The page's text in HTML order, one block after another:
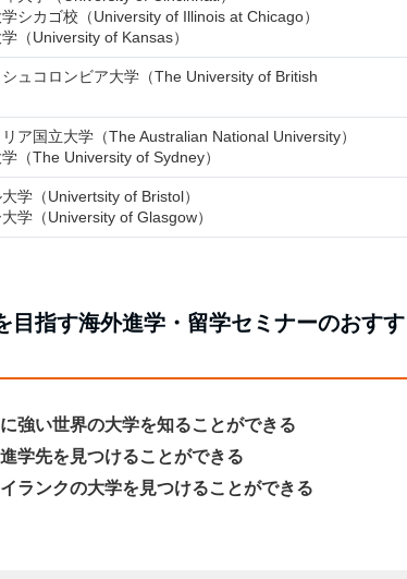
シカゴ校（University of Illinois at Chicago）
（University of Kansas）
ュコロンビア大学（The University of British
ア国立大学（The Australian National University）
（The University of Sydney）
学（Univertsity of Bristol）
学（University of Glasgow）
目指す海外進学・留学セミナーのおすす
強い世界の大学を知ることができる
学先を見つけることができる
ランクの大学を見つけることができる